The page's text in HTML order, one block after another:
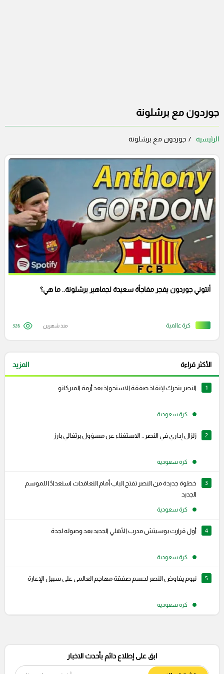
جوردون مع برشلونة
الرئيسية جوردون مع برشلونة
كرة عالمية
أنتوني جوردون يفجر مفاجأة سعيدة لجماهير برشلونة.. ما هي؟
منذ شهرين 326
الأكثر قراءة المزيد
1 النصر يتحرك لإنقاذ صفقة الاستحواذ بعد أزمة الميركاتو
كرة سعودية
2 زلزال إداري في النصر.. الاستغناء عن مسؤول برتغالي بارز
كرة سعودية
3
خطوة جديدة من النصر تفتح الباب أمام التعاقدات استعدادًا للموسم
الجديد
كرة سعودية
4 أول قرارت بوسيتش مدرب الأهلي الجديد بعد وصوله لجدة
كرة سعودية
5 نيوم يفاوض النصر لحسم صفقة مهاجم العالمي علي سبيل الإعارة
كرة سعودية
ابق على إطلاع دائم بأحدث الاخبار